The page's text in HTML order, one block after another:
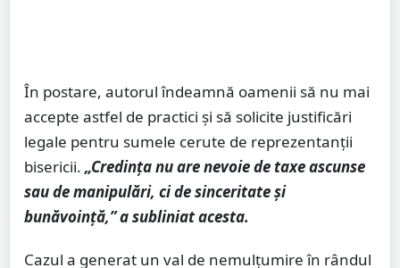
În postare, autorul îndeamnă oamenii să nu mai
accepte astfel de practici și să solicite justificări
legale pentru sumele cerute de reprezentanții
bisericii. „Credința nu are nevoie de taxe ascunse
sau de manipulări, ci de sinceritate și
bunăvoință,” a subliniat acesta.
Cazul a generat un val de nemulțumire în rândul